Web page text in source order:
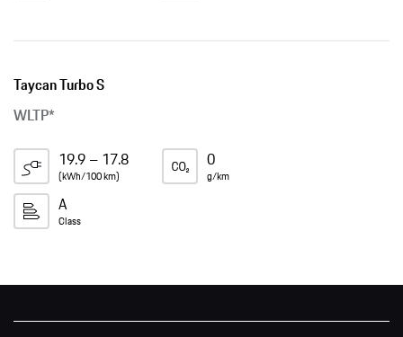
Taycan Turbo S
WLTP*
19.9 – 17.8
(kWh/100 km)
0
g/km
A
Class